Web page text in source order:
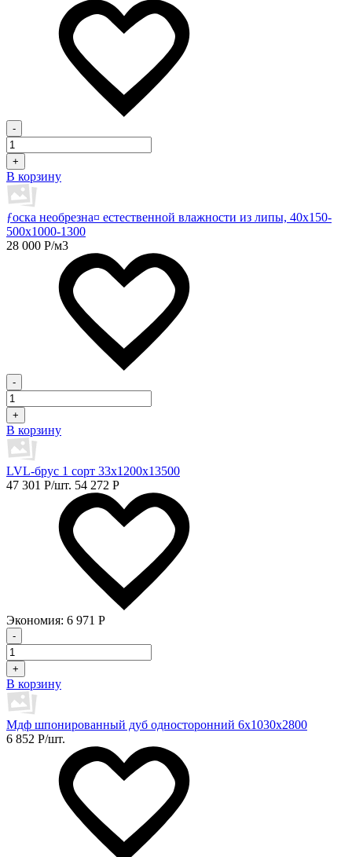
-
+
В корзину
ƒоска необрезна¤ естественной влажности из липы, 40х150-
500х1000-1300
28 000 Р/м3
-
+
В корзину
LVL-брус 1 сорт 33х1200х13500
47 301 Р/шт. 54 272 Р
Экономия: 6 971 Р
-
+
В корзину
Мдф шпонированный дуб односторонний 6х1030х2800
6 852 Р/шт.